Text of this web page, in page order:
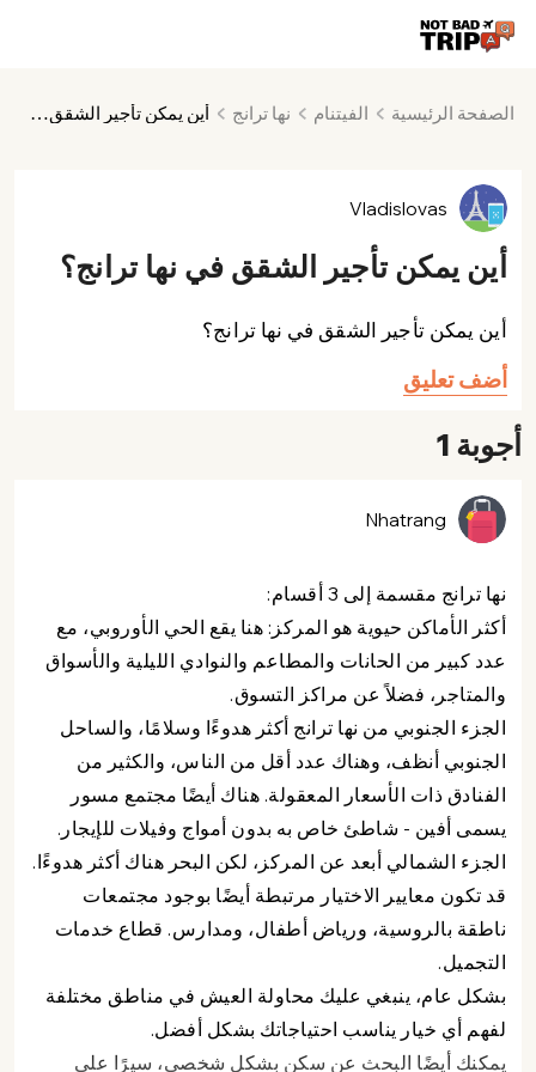
الصفحة الرئيسية الفيتنام نها ترانج أين يمكن تأجير الشقق في نها ترانج؟
Vladislovas
أين يمكن تأجير الشقق في نها ترانج؟
أين يمكن تأجير الشقق في نها ترانج؟
أضف تعليق
أجوبة 1
Nhatrang
نها ترانج مقسمة إلى 3 أقسام:
أكثر الأماكن حيوية هو المركز: هنا يقع الحي الأوروبي، مع
عدد كبير من الحانات والمطاعم والنوادي الليلية والأسواق
والمتاجر، فضلاً عن مراكز التسوق.
الجزء الجنوبي من نها ترانج أكثر هدوءًا وسلامًا، والساحل
الجنوبي أنظف، وهناك عدد أقل من الناس، والكثير من
الفنادق ذات الأسعار المعقولة. هناك أيضًا مجتمع مسور
يسمى أفين - شاطئ خاص به بدون أمواج وفيلات للإيجار.
الجزء الشمالي أبعد عن المركز، لكن البحر هناك أكثر هدوءًا.
قد تكون معايير الاختيار مرتبطة أيضًا بوجود مجتمعات
ناطقة بالروسية، ورياض أطفال، ومدارس. قطاع خدمات
التجميل.
بشكل عام، ينبغي عليك محاولة العيش في مناطق مختلفة
لفهم أي خيار يناسب احتياجاتك بشكل أفضل.
يمكنك أيضًا البحث عن سكن بشكل شخصي، سيرًا على